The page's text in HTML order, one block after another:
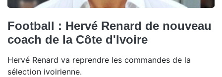
Football : Hervé Renard de nouveau
coach de la Côte d'Ivoire
Hervé Renard va reprendre les commandes de la
sélection ivoirienne.